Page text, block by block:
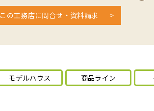
この工務店に問合せ・資料請求
モデルハウス 商品ライン